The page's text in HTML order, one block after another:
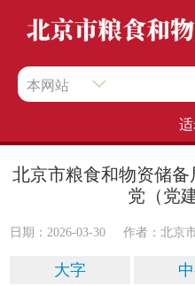
本网站
北京市粮食和物资储
党（党
日期：2026-03-30 作者：​北京
大字